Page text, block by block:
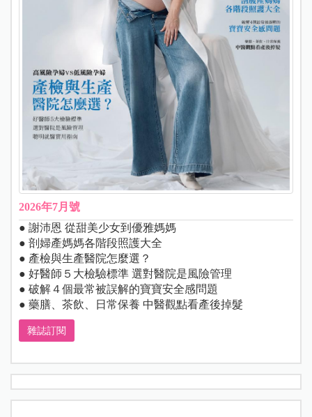
2026年7月號
● 謝沛恩 從甜美少女到優雅媽媽
● 剖婦產媽媽各階段照護大全
● 產檢與生產醫院怎麼選？
● 好醫師５大檢驗標準 選對醫院是風險管理
● 破解４個最常被誤解的寶寶安全感問題
● 藥膳、茶飲、日常保養 中醫觀點看產後掉髮
雜誌訂閱